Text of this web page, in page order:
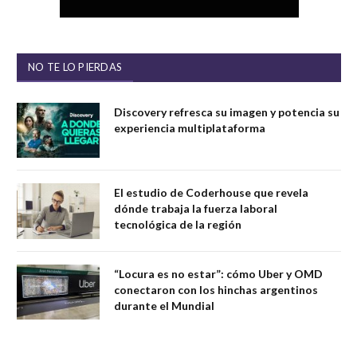
NO TE LO PIERDAS
Discovery refresca su imagen y potencia su
experiencia multiplataforma
El estudio de Coderhouse que revela
dónde trabaja la fuerza laboral
tecnológica de la región
“Locura es no estar”: cómo Uber y OMD
conectaron con los hinchas argentinos
durante el Mundial